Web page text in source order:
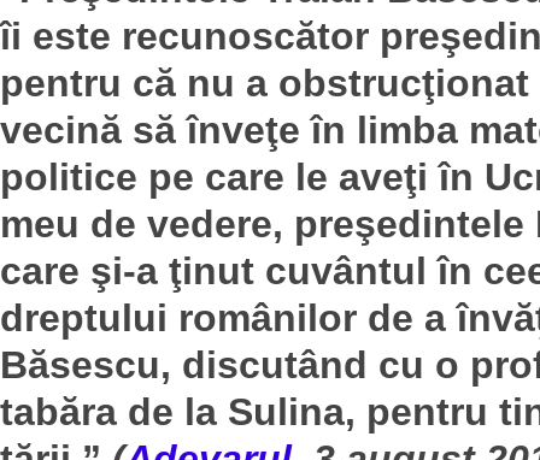
îi este recunoscător
pentru că nu a
vecină să înveţe în limba
politice pe care le aveţi în
meu de vedere,
care şi-a ţinut cuvântul în
dreptului românilor de a
Băsescu, discutând cu o
tabăra de la Sulina, pentru